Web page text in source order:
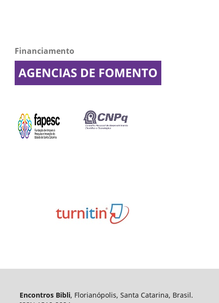
Financiamento
Encontros Bibli, Florianópolis, Santa Catarina, Brasil.